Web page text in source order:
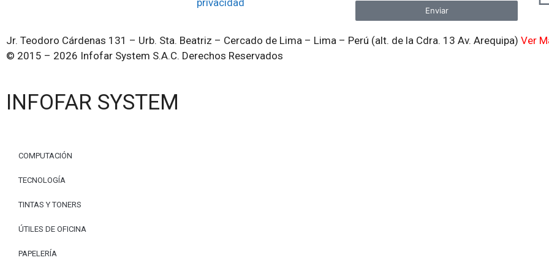
privacidad
Enviar
Jr. Teodoro Cárdenas 131 – Urb. Sta. Beatriz – Cercado de Lima – Lima – Perú (alt. de la Cdra. 13 Av. Arequipa) Ver
© 2015 – 2026 Infofar System S.A.C. Derechos Reservados
INFOFAR SYSTEM
COMPUTACIÓN
TECNOLOGÍA
TINTAS Y TONERS
ÚTILES DE OFICINA
PAPELERÍA